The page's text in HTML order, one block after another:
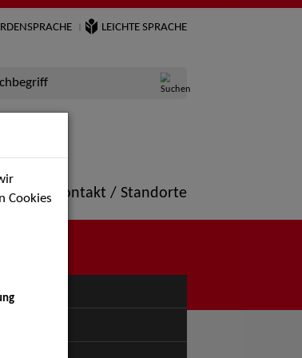
LEICHTE SPRACHE
Kontakt / Standorte
Cookies